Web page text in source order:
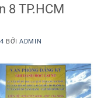
8 TP.HCM
BỞIADMIN